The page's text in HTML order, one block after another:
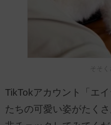
そそ
TikTokアカウント「エ
たちの可愛い姿がたく